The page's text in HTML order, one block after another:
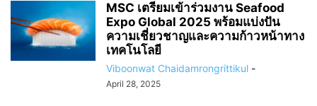
MSC เตรียมเข้าร่วมงาน Seafood
Expo Global 2025 พร้อมแบ่งปัน
ความเชี่ยวชาญและความก้าวหน้าทาง
เทคโนโลยี
Viboonwat Chaidamrongrittikul -
April 28, 2025